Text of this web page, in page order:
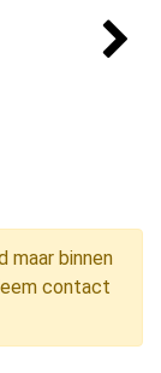
maar binnen
contact